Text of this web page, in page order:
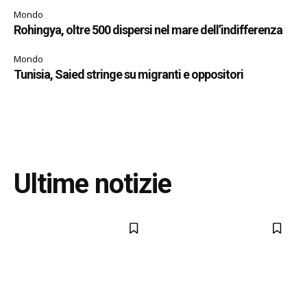
Mondo
Rohingya, oltre 500 dispersi nel mare dell’indifferenza
Mondo
Tunisia, Saied stringe su migranti e oppositori
Ultime notizie